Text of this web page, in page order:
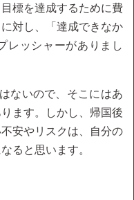
標を達成するために費
対し、「達成できなか
レッシャーがありまし
ないので、そこにはあ
ます。しかし、帰国後
安やリスクは、自分の
ると思います。